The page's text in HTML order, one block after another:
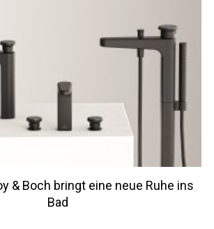
& Boch bringt eine neue Ruhe ins
Bad